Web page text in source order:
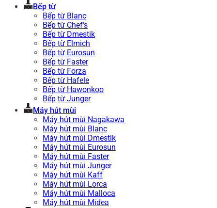
Bếp từ
Bếp từ Blanc
Bếp từ Chef’s
Bếp từ Dmestik
Bếp từ Elmich
Bếp từ Eurosun
Bếp từ Faster
Bếp từ Forza
Bếp từ Hafele
Bếp từ Hawonkoo
Bếp từ Junger
Máy hút mùi
Máy hút mùi Nagakawa
Máy hút mùi Blanc
Máy hút mùi Dmestik
Máy hút mùi Eurosun
Máy hút mùi Faster
Máy hút mùi Junger
Máy hút mùi Kaff
Máy hút mùi Lorca
Máy hút mùi Malloca
Máy hút mùi Midea